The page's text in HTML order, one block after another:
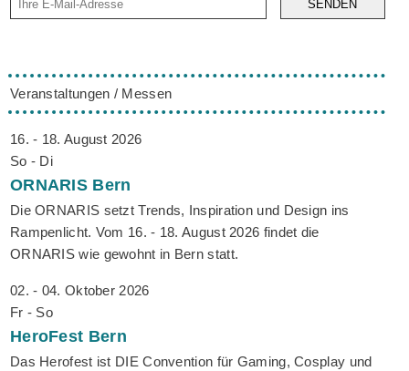
SENDEN
Veranstaltungen / Messen
16. - 18. August 2026
So - Di
ORNARIS Bern
Die ORNARIS setzt Trends, Inspiration und Design ins
Rampenlicht. Vom 16. - 18. August 2026 findet die
ORNARIS wie gewohnt in Bern statt.
02. - 04. Oktober 2026
Fr - So
HeroFest Bern
Das Herofest ist DIE Convention für Gaming, Cosplay und